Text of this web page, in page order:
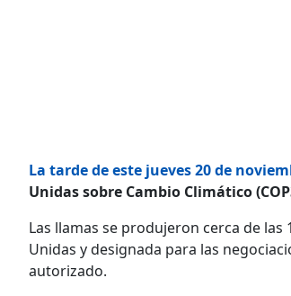
La tarde de este jueves 20 de
Unidas sobre Cambio Climático
Las llamas se produjeron cerca de
Unidas y designada para las
autorizado.